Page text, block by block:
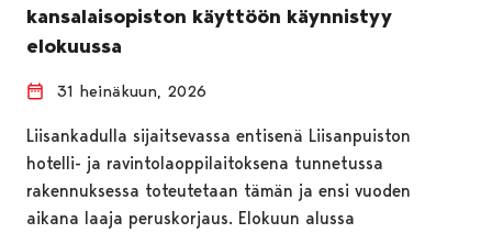
kansalaisopiston käyttöön käynnistyy
elokuussa
31 heinäkuun, 2026
Liisankadulla sijaitsevassa entisenä Liisanpuiston
hotelli- ja ravintolaoppilaitoksena tunnetussa
rakennuksessa toteutetaan tämän ja ensi vuoden
aikana laaja peruskorjaus. Elokuun alussa